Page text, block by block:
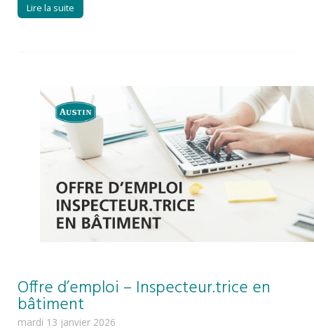
Lire la suite
Offre d’emploi – Inspecteur.trice en
bâtiment
mardi 13 janvier 2026